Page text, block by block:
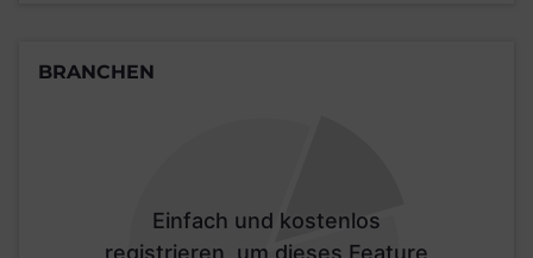
BRANCHEN
Einfach und kostenlos
registrieren, um dieses Feature